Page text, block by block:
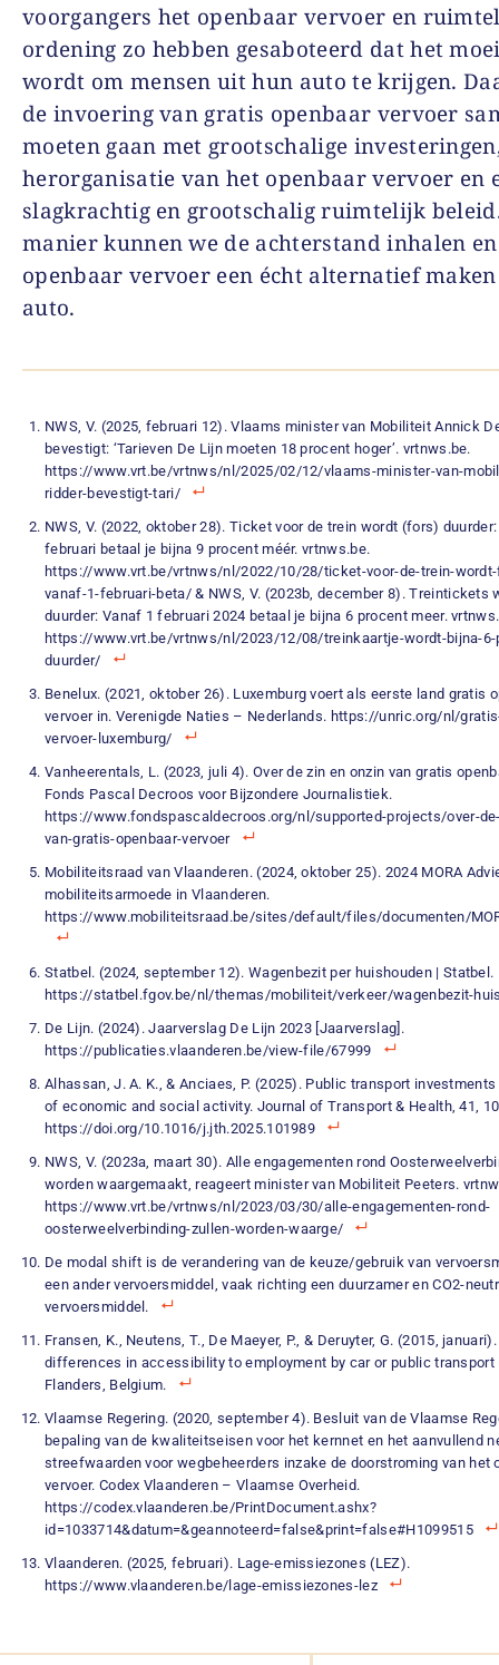
voorgangers het openbaar vervoer en
ordening zo hebben gesaboteerd dat het
wordt om mensen uit hun auto te krijgen.
de invoering van gratis openbaar vervoer
moeten gaan met grootschalige
herorganisatie van het openbaar vervoer en
slagkrachtig en grootschalig ruimtelijk
manier kunnen we de achterstand inhalen
openbaar vervoer een écht alternatief
auto.
NWS, V. (2025, februari 12). Vlaams minister van Mobiliteit Annick
bevestigt: ‘Tarieven De Lijn moeten 18 procent hoger’. vrtnws.be.
https://www.vrt.be/vrtnws/nl/2025/02/12/vlaams-minister-van-
ridder-bevestigt-tari/
NWS, V. (2022, oktober 28). Ticket voor de trein wordt (fors)
februari betaal je bijna 9 procent méér. vrtnws.be.
https://www.vrt.be/vrtnws/nl/2022/10/28/ticket-voor-de-trein-
vanaf-1-februari-beta/ & NWS, V. (2023b, december 8). Treintickets
duurder: Vanaf 1 februari 2024 betaal je bijna 6 procent meer.
https://www.vrt.be/vrtnws/nl/2023/12/08/treinkaartje-wordt-bijna-6-
duurder/
Benelux. (2021, oktober 26). Luxemburg voert als eerste land gratis
vervoer in. Verenigde Naties – Nederlands. https://unric.org/nl/
vervoer-luxemburg/
Vanheerentals, L. (2023, juli 4). Over de zin en onzin van gratis
Fonds Pascal Decroos voor Bijzondere Journalistiek.
https://www.fondspascaldecroos.org/nl/supported-projects/over-
van-gratis-openbaar-vervoer
Mobiliteitsraad van Vlaanderen. (2024, oktober 25). 2024 MORA
mobiliteitsarmoede in Vlaanderen.
https://www.mobiliteitsraad.be/sites/default/files/documenten/
Statbel. (2024, september 12). Wagenbezit per huishouden | Statbel.
https://statbel.fgov.be/nl/themas/mobiliteit/verkeer/wagenbezit-
De Lijn. (2024). Jaarverslag De Lijn 2023 [Jaarverslag].
https://publicaties.vlaanderen.be/view-file/67999
Alhassan, J. A. K., & Anciaes, P. (2025). Public transport
of economic and social activity. Journal of Transport & Health, 41,
https://doi.org/10.1016/j.jth.2025.101989
NWS, V. (2023a, maart 30). Alle engagementen rond
worden waargemaakt, reageert minister van Mobiliteit Peeters.
https://www.vrt.be/vrtnws/nl/2023/03/30/alle-engagementen-rond-
oosterweelverbinding-zullen-worden-waarge/
De modal shift is de verandering van de keuze/gebruik van
een ander vervoersmiddel, vaak richting een duurzamer en CO2-
vervoersmiddel.
Fransen, K., Neutens, T., De Maeyer, P., & Deruyter, G. (2015,
differences in accessibility to employment by car or public transport
Flanders, Belgium.
Vlaamse Regering. (2020, september 4). Besluit van de Vlaamse
bepaling van de kwaliteitseisen voor het kernnet en het aanvullend
streefwaarden voor wegbeheerders inzake de doorstroming van het
vervoer. Codex Vlaanderen – Vlaamse Overheid.
https://codex.vlaanderen.be/PrintDocument.ashx?
id=1033714&datum=&geannoteerd=false&print=false#H1099515
Vlaanderen. (2025, februari). Lage-emissiezones (LEZ).
https://www.vlaanderen.be/lage-emissiezones-lez